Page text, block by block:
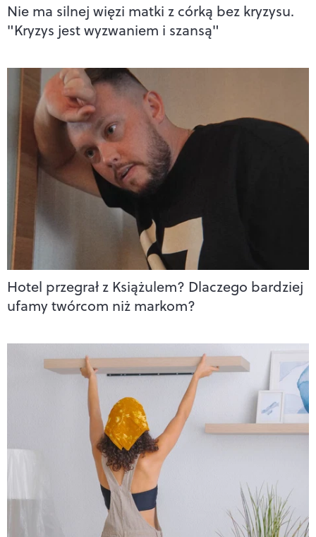
Nie ma silnej więzi matki z córką bez kryzysu.
"Kryzys jest wyzwaniem i szansą"
Hotel przegrał z Książulem? Dlaczego bardziej
ufamy twórcom niż markom?